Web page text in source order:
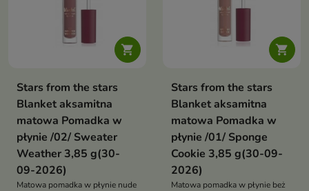

Stars from the stars
Blanket aksamitna
matowa Pomadka w
płynie /02/ Sweater
Weather 3,85 g(30-
09-2026)
Matowa pomadka w płynie nude

Stars from the stars
Blanket aksamitna
matowa Pomadka w
płynie /01/ Sponge
Cookie 3,85 g(30-09-
2026)
Matowa pomadka w płynie beż